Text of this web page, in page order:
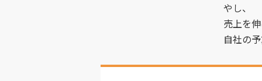
やし、
売上を
自社の